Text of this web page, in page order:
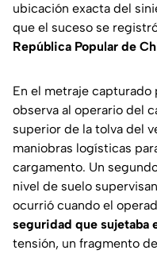
ubicación exacta del
que el suceso se
República Popular de
En el metraje capturado
observa al operario del
superior de la tolva del
maniobras logísticas
cargamento. Un
nivel de suelo
ocurrió cuando el
seguridad que sujetaba
tensión, un fragmento